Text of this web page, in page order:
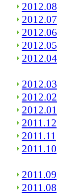
2012.08
2012.07
2012.06
2012.05
2012.04
2012.03
2012.02
2012.01
2011.12
2011.11
2011.10
2011.09
2011.08